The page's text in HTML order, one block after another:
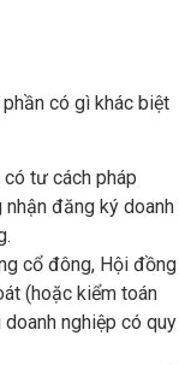
có gì khác biệt
tư cách pháp
đăng ký doanh
cổ đông, Hội đồng
(hoặc kiểm toán
nghiệp có quy